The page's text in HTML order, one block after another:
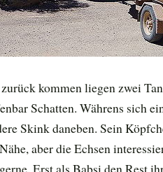
kommen liegen zwei
Schatten. Währens sich
Skink daneben. Sein
aber die Echsen
Erst als Babsi den Rest